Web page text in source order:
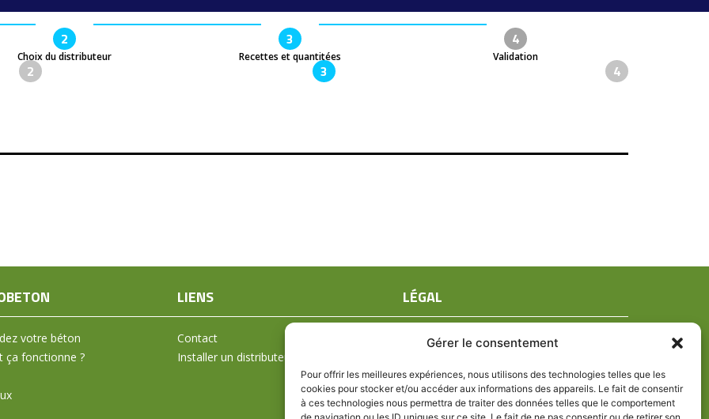
Gérer le consentement
Pour offrir les meilleures expériences, nous utilisons des technologies telles que les
cookies pour stocker et/ou accéder aux informations des appareils. Le fait de consentir
à ces technologies nous permettra de traiter des données telles que le comportement
2
Choix du distributeur
3
Recettes et quantitées
4
Validation
2 3 4
votre béton
ça fonctionne ?
LIENS
Contact
Installer un distributeur
LÉGAL
Mentions légales
Politique de confidentialité
Politique de cookies (UE)